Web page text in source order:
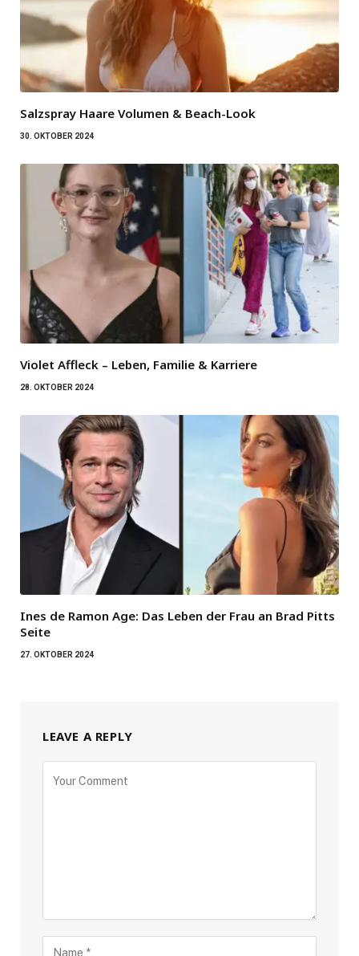
Salzspray Haare Volumen & Beach-Look
30. OKTOBER 2024
Violet Affleck – Leben, Familie & Karriere
28. OKTOBER 2024
Ines de Ramon Age: Das Leben der Frau an Brad Pitts
Seite
27. OKTOBER 2024
LEAVE A REPLY